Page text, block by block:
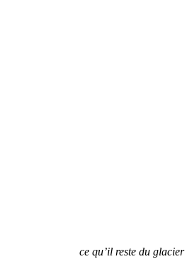
ce qu’il reste du